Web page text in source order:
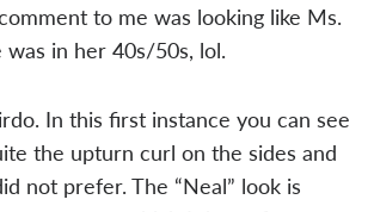
to me was looking like Ms.
in her 40s/50s, lol.
In this first instance you can see
the upturn curl on the sides and
not prefer. The “Neal” look is